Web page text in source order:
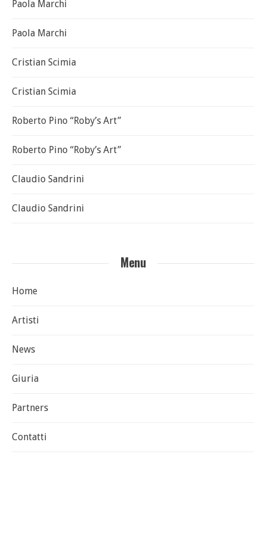
Paola Marchi
Paola Marchi
Cristian Scimia
Cristian Scimia
Roberto Pino “Roby’s Art”
Roberto Pino “Roby’s Art”
Claudio Sandrini
Claudio Sandrini
Menu
Home
Artisti
News
Giuria
Partners
Contatti